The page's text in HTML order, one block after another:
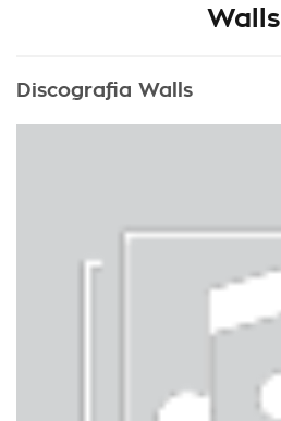
Walls
Discografia Walls